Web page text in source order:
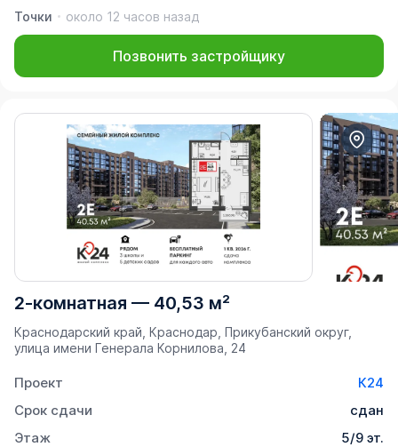
Точки
около 12 часов назад
Позвонить застройщику
2-комнатная — 40,53 м²
Краснодарский край, Краснодар, Прикубанский округ,
улица имени Генерала Корнилова, 24
Проект
К24
Срок сдачи
сдан
Этаж
5/9 эт.